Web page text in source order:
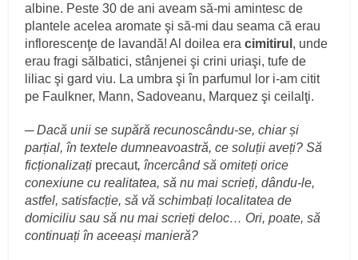
albine. Peste 30 de ani aveam să-mi amintesc de
plantele acelea aromate şi să-mi dau seama că erau
inflorescenţe de lavandă! Al doilea eracimitirul , unde
erau fragi sălbatici, stânjenei şi crini uriaşi, tufe de
liliac şi gard viu. La umbra şi în parfumul lor i-am citit
pe Faulkner, Mann, Sadoveanu, Marquez şi ceilalţi.
─Dacă unii se supără recunoscându-se, chiar și
parțial, în textele dumneavoastră, ce soluții aveți? Să
ficționalizați precaut, încercând să omiteți orice
conexiune cu realitatea, să nu mai scrieți, dându-le,
astfel, satisfacție, să vă schimbați localitatea de
domiciliu sau să nu mai scrieți deloc… Ori, poate, să
continuați în aceeași manieră?